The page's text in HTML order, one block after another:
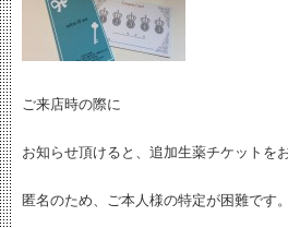
ご来店時の際に
お知らせ頂けると、追加生薬チケットを
匿名のため、ご本人様の特定が困難です。